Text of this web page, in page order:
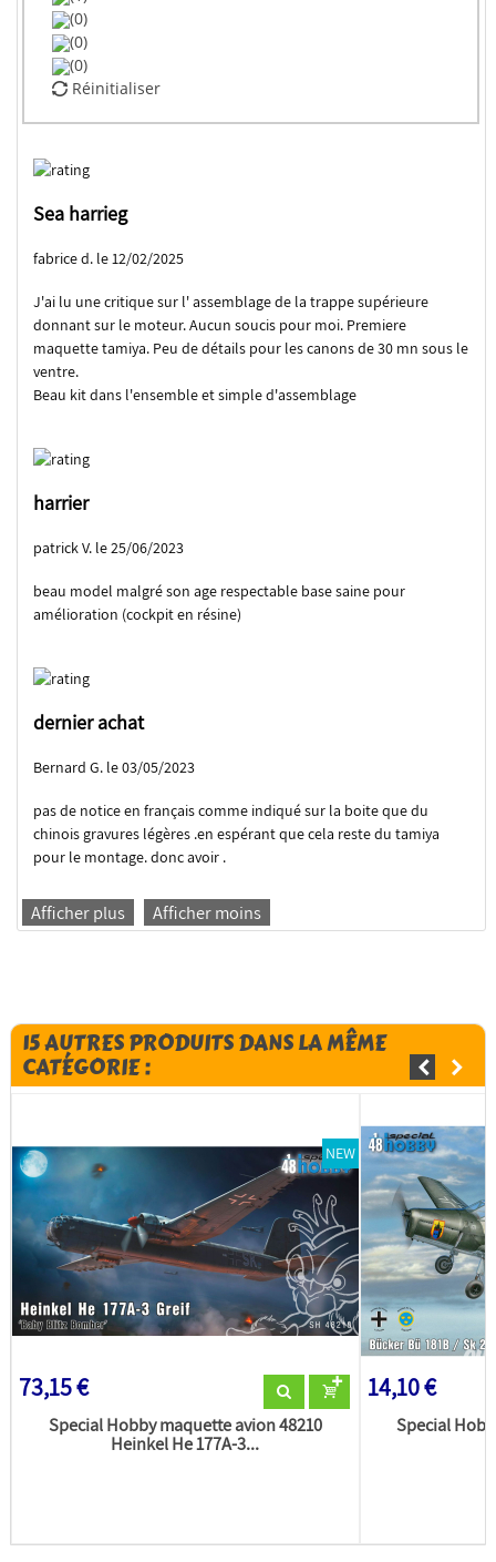
(0)
(0)
(0)
Réinitialiser
Sea harrieg
fabrice d. le 12/02/2025
J'ai lu une critique sur l' assemblage de la trappe supérieure
donnant sur le moteur. Aucun soucis pour moi. Premiere
maquette tamiya. Peu de détails pour les canons de 30 mn sous le
ventre.
Beau kit dans l'ensemble et simple d'assemblage
harrier
patrick V. le 25/06/2023
beau model malgré son age respectable base saine pour
amélioration (cockpit en résine)
dernier achat
Bernard G. le 03/05/2023
pas de notice en français comme indiqué sur la boite que du
chinois gravures légères .en espérant que cela reste du tamiya
pour le montage. donc avoir .
Afficher plus Afficher moins
15 AUTRES PRODUITS DANS LA MÊME
CATÉGORIE :
NEW
73,15 €
Special Hobby maquette avion 48210
Heinkel He 177A-3...
14,10 €
Special